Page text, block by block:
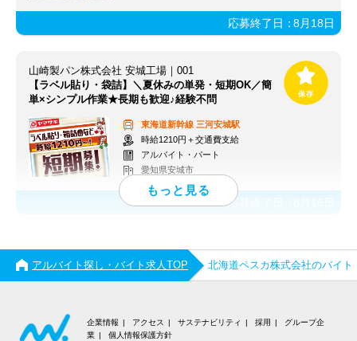
応募終了日：8月18日
山崎製パン株式会社 安城工場｜001
【ラベル貼り・袋詰】＼夏休みの単発・短期OK／簡
単×シンプル作業★長期も歓迎♪経験不問
東海道新幹線 三河安城駅
時給1210円＋交通費支給
アルバイト・パート
愛知県安城市
応募終了日：
アルバイト探し・バイト求人TOP 北海道ペスカ株式会社のバイト
企業情報 アクセス サステナビリティ 採用
グループ企
業
個人情報保護方針